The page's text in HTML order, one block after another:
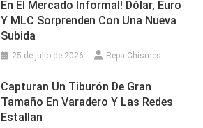
En El Mercado Informal! Dólar, Euro
Y MLC Sorprenden Con Una Nueva
Subida
25 de julio de 2026 Repa Chismes
Capturan Un Tiburón De Gran
Tamaño En Varadero Y Las Redes
Estallan